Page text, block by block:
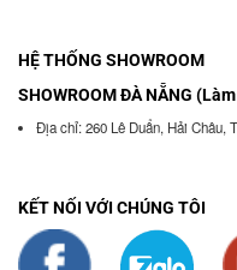
HỆ THỐNG SHOWROOM
SHOWROOM ĐÀ NẴNG
Địa chỉ: 260 Lê Duẩn, Hải Châu,
KẾT NỐI VỚI CHÚNG TÔI